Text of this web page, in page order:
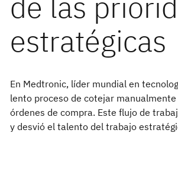
En Medtronic, líder mundial en
lento proceso de cotejar
órdenes de compra. Este flujo de
y desvió el talento del trabajo